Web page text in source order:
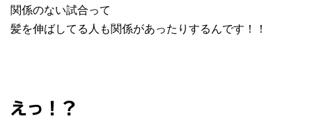
関係のない試合って
髪を伸ばしてる人も関係があったりするんです！！
えっ！？